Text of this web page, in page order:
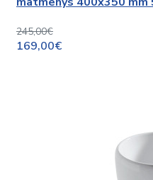
245,00€
169,00€